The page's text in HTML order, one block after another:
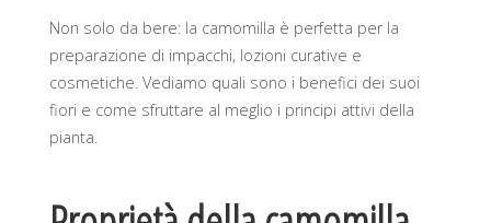
Non solo da bere: la camomilla è perfetta per la
preparazione di impacchi, lozioni curative e
cosmetiche. Vediamo quali sono i benefici dei suoi
fiori e come sfruttare al meglio i principi attivi della
pianta.